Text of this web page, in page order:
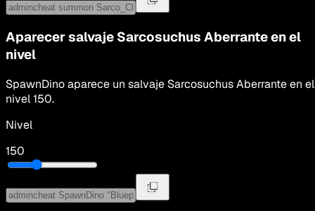
Aparecer salvaje Sarcosuchus Aberranteen el
nivel
SpawnDinoaparece un salvaje Sarcosuchus Aberranteen el
nivel150.
Nivel
150